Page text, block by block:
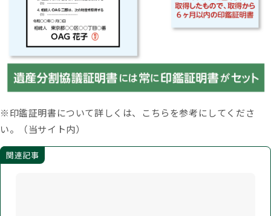
※印鑑証明書について詳しくは、こちらを参考にしてくださ
い。（当サイト内）
関連記事